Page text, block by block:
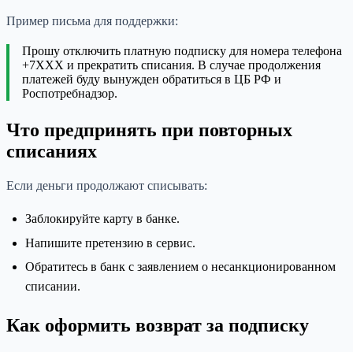
Пример письма для поддержки:
Прошу отключить платную подписку для номера телефона
+7XXX и прекратить списания. В случае продолжения
платежей буду вынужден обратиться в ЦБ РФ и
Роспотребнадзор.
Что предпринять при повторных
списаниях
Если деньги продолжают списывать:
Заблокируйте карту в банке.
Напишите претензию в сервис.
Обратитесь в банк с заявлением о несанкционированном
списании.
Как оформить возврат за подписку